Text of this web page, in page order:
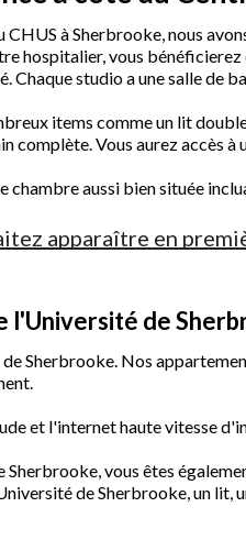
à Sherbrooke, nous
hospitalier, vous
studio a une salle de
items comme un lit
complète. Vous aurez accès à
aussi bien située
apparaître en
l'Université de
Sherbrooke. Nos
et l'internet haute vitesse
vous êtes
de Sherbrooke, un lit,